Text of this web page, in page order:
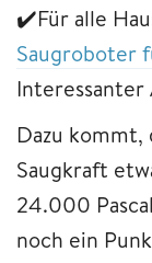
✔️Für alle
Saugroboter
Dazu kommt,
Saugkraft
24.000
noch ein